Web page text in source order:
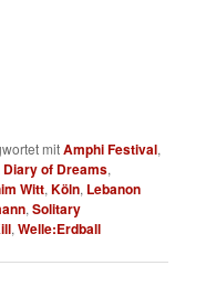
mitAmphi Festival,
Diary of Dreams,
Witt,Köln, Lebanon
,Solitary
,Welle:Erdball